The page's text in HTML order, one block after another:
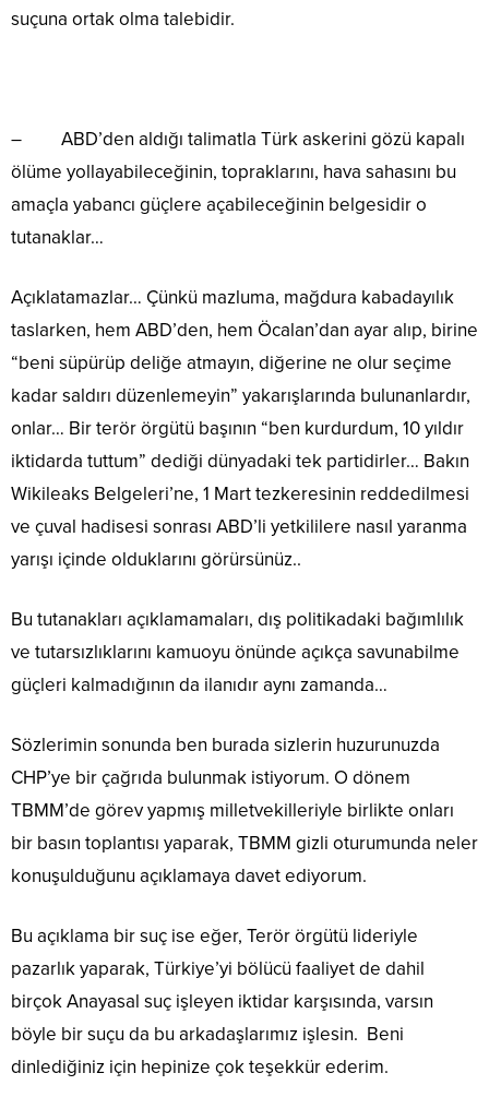
suçuna ortak olma talebidir.
– ABD’den aldığı talimatla Türk askerini gözü kapalı
ölüme yollayabileceğinin, topraklarını, hava sahasını bu
amaçla yabancı güçlere açabileceğinin belgesidir o
tutanaklar…
Açıklatamazlar… Çünkü mazluma, mağdura kabadayılık
taslarken, hem ABD’den, hem Öcalan’dan ayar alıp, birine
“beni süpürüp deliğe atmayın, diğerine ne olur seçime
kadar saldırı düzenlemeyin” yakarışlarında bulunanlardır,
onlar… Bir terör örgütü başının “ben kurdurdum, 10 yıldır
iktidarda tuttum” dediği dünyadaki tek partidirler… Bakın
Wikileaks Belgeleri’ne, 1 Mart tezkeresinin reddedilmesi
ve çuval hadisesi sonrası ABD’li yetkililere nasıl yaranma
yarışı içinde olduklarını görürsünüz..
Bu tutanakları açıklamamaları, dış politikadaki bağımlılık
ve tutarsızlıklarını kamuoyu önünde açıkça savunabilme
güçleri kalmadığının da ilanıdır aynı zamanda…
Sözlerimin sonunda ben burada sizlerin huzurunuzda
CHP’ye bir çağrıda bulunmak istiyorum. O dönem
TBMM’de görev yapmış milletvekilleriyle birlikte onları
bir basın toplantısı yaparak, TBMM gizli oturumunda neler
konuşulduğunu açıklamaya davet ediyorum.
Bu açıklama bir suç ise eğer, Terör örgütü lideriyle
pazarlık yaparak, Türkiye’yi bölücü faaliyet de dahil
birçok Anayasal suç işleyen iktidar karşısında, varsın
böyle bir suçu da bu arkadaşlarımız işlesin. Beni
dinlediğiniz için hepinize çok teşekkür ederim.